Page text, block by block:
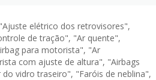
elétrico dos retrovisores",
de tração", "Ar quente",
para motorista", "Ar
com ajuste de altura", "Airbags
vidro traseiro", "Faróis de neblina",